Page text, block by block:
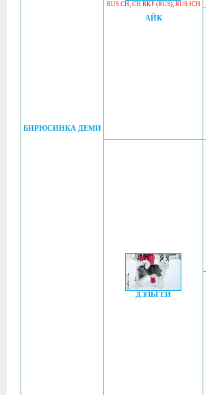
БИРЮСИНКА ДЕМИ
RUS CH, CH RKF (RUS), RUS JCH
АЙК
ДЭЛЬГЕЙ